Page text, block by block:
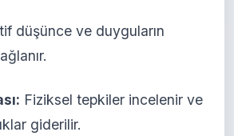
düşünce ve duyguların
Fiziksel tepkiler incelenir ve
giderilir.